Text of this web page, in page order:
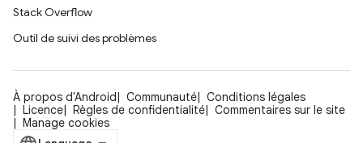
Stack Overflow
Outil de suivi des problèmes
À propos d'Android Communauté
Conditions légales
Licence
Règles de confidentialité
Commentaires sur le site
Manage cookies